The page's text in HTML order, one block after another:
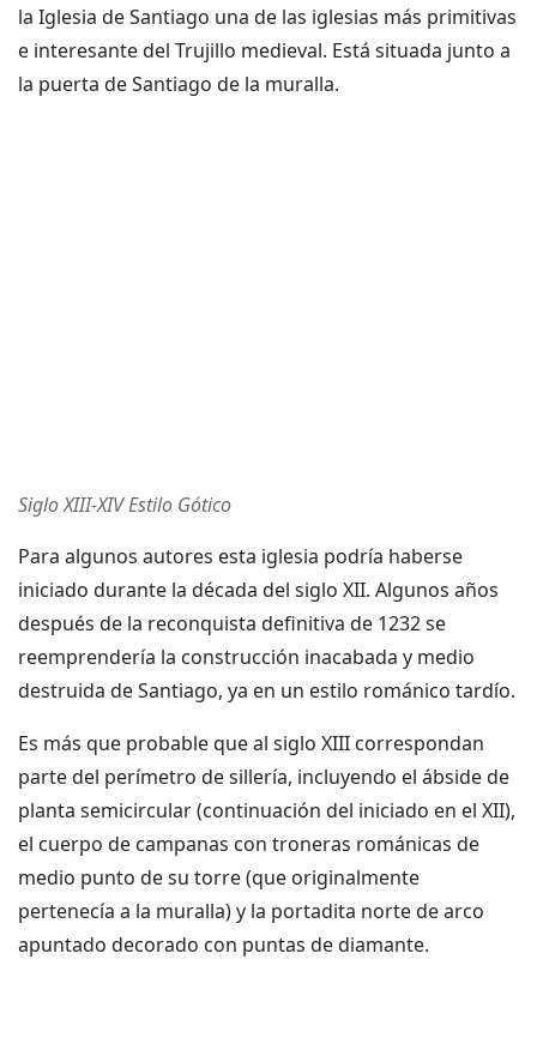
la Iglesia de Santiago una de las iglesias más primitivas
e interesante del Trujillo medieval. Está situada junto a
la puerta de Santiago de la muralla.
Siglo XIII-XIV Estilo Gótico
Para algunos autores esta iglesia podría haberse
iniciado durante la década del siglo XII. Algunos años
después de la reconquista definitiva de 1232 se
reemprendería la construcción inacabada y medio
destruida de Santiago, ya en un estilo románico tardío.
Es más que probable que al siglo XIII correspondan
parte del perímetro de sillería, incluyendo el ábside de
planta semicircular (continuación del iniciado en el XII),
el cuerpo de campanas con troneras románicas de
medio punto de su torre (que originalmente
pertenecía a la muralla) y la portadita norte de arco
apuntado decorado con puntas de diamante.